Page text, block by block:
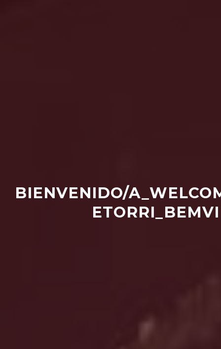
BIENVENIDO/